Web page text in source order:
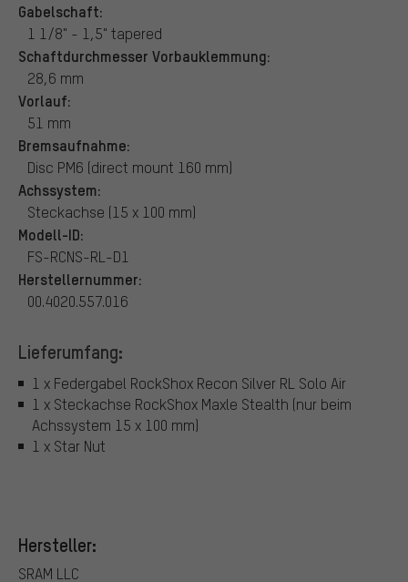
Gabelschaft:
1 1/8" - 1,5" tapered
Schaftdurchmesser Vorbauklemmung:
28,6 mm
Vorlauf:
51 mm
Bremsaufnahme:
Disc PM6 (direct mount 160 mm)
Achssystem:
Steckachse (15 x 100 mm)
Modell-ID:
FS-RCNS-RL-D1
Herstellernummer:
00.4020.557.016
Lieferumfang:
1 x Federgabel RockShox Recon Silver RL Solo Air
1 x Steckachse RockShox Maxle Stealth (nur beim
Achssystem 15 x 100 mm)
1 x Star Nut
Hersteller:
SRAM LLC